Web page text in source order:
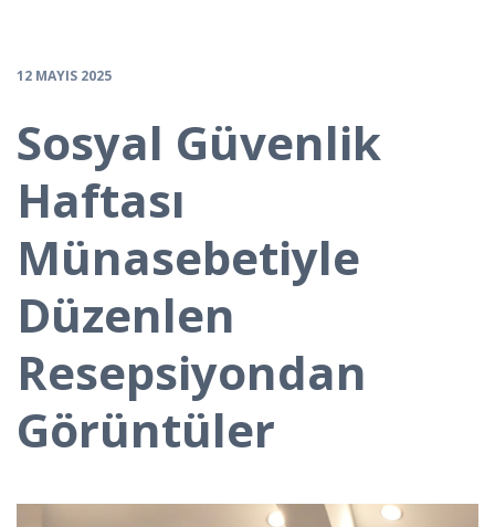
12 MAYIS 2025
Sosyal Güvenlik
Haftası
Münasebetiyle
Düzenlen
Resepsiyondan
Görüntüler